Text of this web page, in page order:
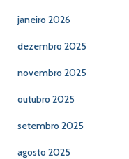
janeiro 2026
dezembro 2025
novembro 2025
outubro 2025
setembro 2025
agosto 2025